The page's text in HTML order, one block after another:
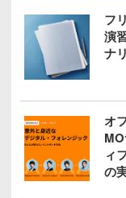
フ
演
ナ
オ
ィ
の